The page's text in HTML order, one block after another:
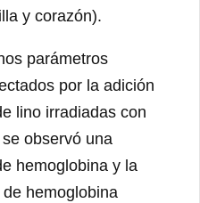
y corazón).
parámetros
por la adición
lino irradiadas con
observó una
hemoglobina y la
hemoglobina